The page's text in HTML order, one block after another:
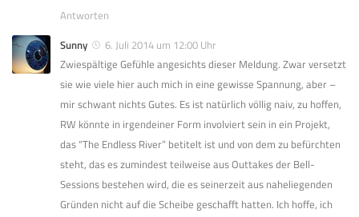
Antworten
Sunny
6. Juli 2014 um 12:00 Uhr
Zwiespältige Gefühle angesichts dieser Meldung. Zwar versetzt
sie wie viele hier auch mich in eine gewisse Spannung, aber –
mir schwant nichts Gutes. Es ist natürlich völlig naiv, zu hoffen,
RW könnte in irgendeiner Form involviert sein in ein Projekt,
das “The Endless River” betitelt ist und von dem zu befürchten
steht, das es zumindest teilweise aus Outtakes der Bell-
Sessions bestehen wird, die es seinerzeit aus naheliegenden
Gründen nicht auf die Scheibe geschafft hatten. Ich hoffe, ich